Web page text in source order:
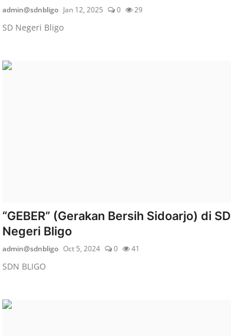
admin@sdnbligo Jan 12, 2025 0 29
SD Negeri Bligo
“GEBER” (Gerakan Bersih Sidoarjo) di SD
Negeri Bligo
admin@sdnbligo Oct 5, 2024 0 41
SDN BLIGO